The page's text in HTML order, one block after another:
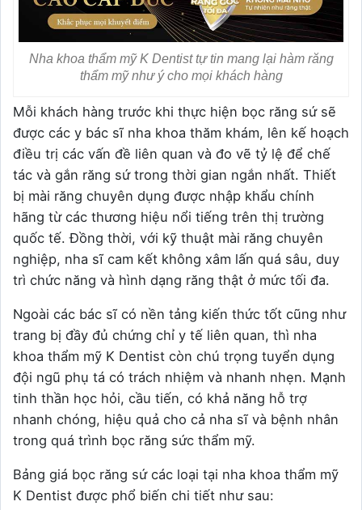
Nha khoa thẩm mỹ K Dentist tự tin mang lại hàm răng
thẩm mỹ như ý cho mọi khách hàng
Mỗi khách hàng trước khi thực hiện bọc răng sứ sẽ
được các y bác sĩ nha khoa thăm khám, lên kế hoạch
điều trị các vấn đề liên quan và đo vẽ tỷ lệ để chế
tác và gắn răng sứ trong thời gian ngắn nhất. Thiết
bị mài răng chuyên dụng được nhập khẩu chính
hãng từ các thương hiệu nổi tiếng trên thị trường
quốc tế. Đồng thời, với kỹ thuật mài răng chuyên
nghiệp, nha sĩ cam kết không xâm lấn quá sâu, duy
trì chức năng và hình dạng răng thật ở mức tối đa.
Ngoài các bác sĩ có nền tảng kiến thức tốt cũng như
trang bị đầy đủ chứng chỉ y tế liên quan, thì nha
khoa thẩm mỹ K Dentist còn chú trọng tuyển dụng
đội ngũ phụ tá có trách nhiệm và nhanh nhẹn. Mạnh
tinh thần học hỏi, cầu tiến, có khả năng hỗ trợ
nhanh chóng, hiệu quả cho cả nha sĩ và bệnh nhân
trong quá trình bọc răng sức thẩm mỹ.
Bảng giá bọc răng sứ các loại tại nha khoa thẩm mỹ
K Dentist được phổ biến chi tiết như sau: